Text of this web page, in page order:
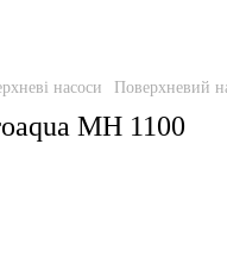
насоси Поверхневий
MH 1100